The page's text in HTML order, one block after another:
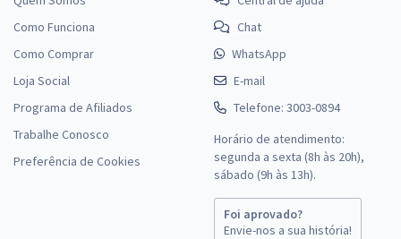
Como Funciona
Como Comprar
Loja Social
Programa de Afiliados
Trabalhe Conosco
Preferência de Cookies
Chat
WhatsApp
E-mail
Telefone: 3003-0894
Horário de atendimento:
segunda a sexta (8h às 20h),
sábado (9h às 13h).
Foi aprovado?
Envie-nos a sua história!